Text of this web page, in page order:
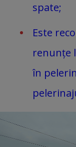
spate;
Este
renunțe
în